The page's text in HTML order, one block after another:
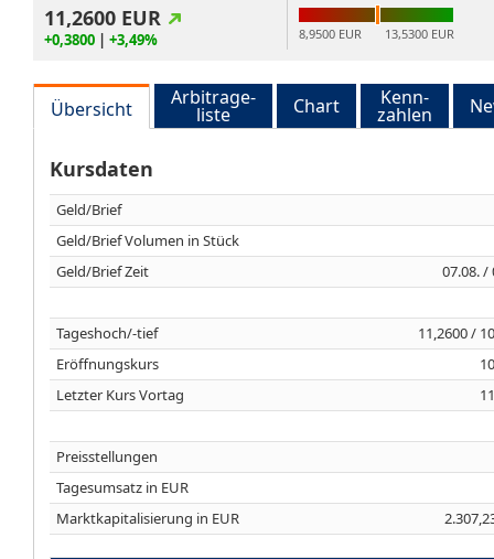
11,2600 EUR
+0,3800 | +3,49% 8,9500 EUR 13,5300 EUR
Übersicht Arbitrage-
liste Chart Kenn-
zahlen
Kursdaten
Geld/Brief
Geld/Brief Volumen in Stück
Geld/Brief Zeit
07.08. /
Tageshoch/-tief
11,2600 /
Eröffnungskurs
Letzter Kurs Vortag
Preisstellungen
Tagesumsatz in EUR
Marktkapitalisierung in EUR